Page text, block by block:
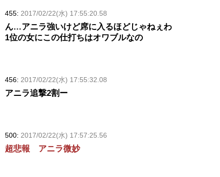
455: 2017/02/22(水) 17:55:20.58
ん…アニラ強いけど席に入るほどじゃねぇわ
1位の女にこの仕打ちはオワブルなの
456: 2017/02/22(水) 17:55:32.08
アニラ追撃2割ー
500: 2017/02/22(水) 17:57:25.56
超悲報 アニラ微妙